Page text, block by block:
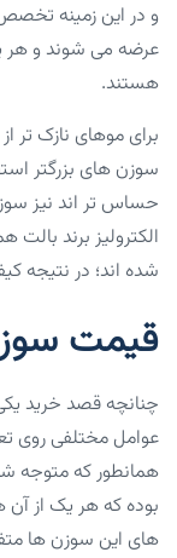
و در این زمینه
عرضه می شوند و هر
هستند.
برای موهای نازک
سوزن های بزرگتر
حساس تر اند نیز
الکترولیز برند
شده اند؛ در نتیجه
قیمت
چنانچه قصد خرید یکی
عوامل مختلفی روی
همانطور که متوجه
بوده که هر یک از آن
های این سوزن ها